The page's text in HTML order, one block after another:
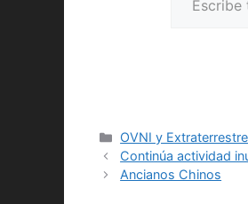
Categorías
OVNI y Extraterrestre
Continúa actividad
Ancianos Chinos